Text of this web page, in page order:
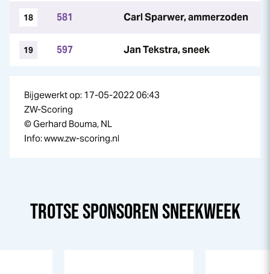
18 581 Carl Sparwer, ammerzoden
19 597 Jan Tekstra, sneek
Bijgewerkt op: 17-05-2022 06:43
ZW-Scoring
© Gerhard Bouma, NL
Info: www.zw-scoring.nl
TROTSE SPONSORENSNEEKWEEK